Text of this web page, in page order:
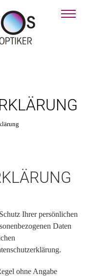
Ihrer persönlichen
Daten
ohne Angabe